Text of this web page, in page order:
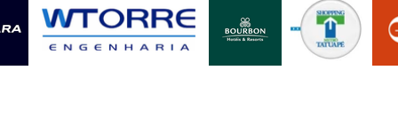
Jaguara SP